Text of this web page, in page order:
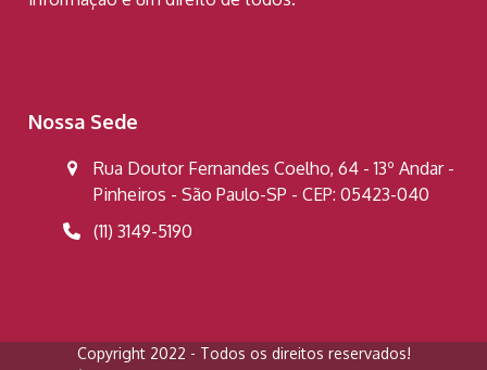
Nossa Sede
Rua Doutor Fernandes Coelho, 64 - 13º Andar -
Pinheiros - São Paulo-SP - CEP: 05423-040
(11) 3149-5190
Copyright 2022 - Todos os direitos reservados!